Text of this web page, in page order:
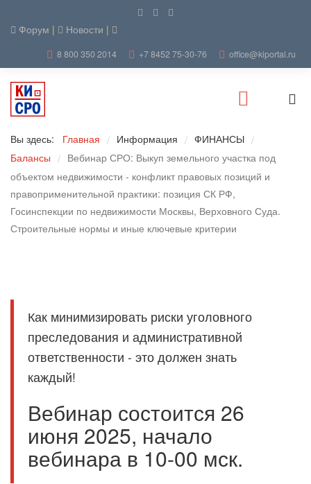
Форум | Новости |
8 800 350 2014 +7 8452 75-30-76 office@kiportal.ru
Вы здесь: Главная / Информация / ФИНАНСЫ /
Балансы / Вебинар СРО: Выкуп земельного участка под
объектом недвижимости - конфликт правовых позиций и
правоприменительной практики: позиция СК РФ,
Госинспекции по недвижимости Москвы, Верховного Суда.
Строительные нормы и иные ключевые критерии
Как минимизировать риски уголовного
преследования и административной
ответственности - это должен знать
каждый!
Вебинар состоится 26
июня 2025, начало
вебинара в 10-00 мск.